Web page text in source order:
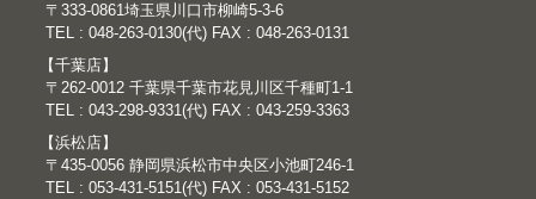
〒333-0861埼玉県川口市柳崎5-3-6
TEL : 048-263-0130(代) FAX : 048-263-0131
【千葉店】
〒262-0012 千葉県千葉市花見川区千種町1-1
TEL : 043-298-9331(代) FAX : 043-259-3363
【浜松店】
〒435-0056 静岡県浜松市中央区小池町246-1
TEL : 053-431-5151(代) FAX : 053-431-5152